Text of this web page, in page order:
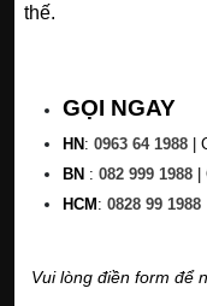
thế.
GỌI NGAY
HN: 0963 64 1988 |
BN : 082 999 1988 |
HCM: 0828 99 1988
Vui lòng điền form để